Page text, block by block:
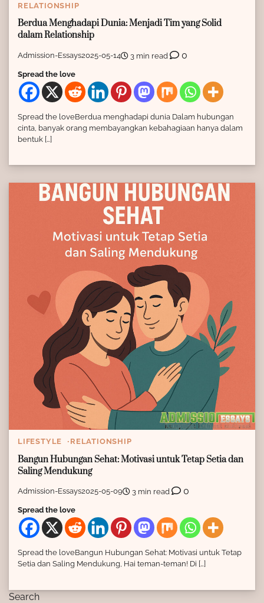
RELATIONSHIP
Berdua Menghadapi Dunia: Menjadi Tim yang Solid
dalam Relationship
Admission-Essays2025-05-14 3 min read 0
Spread the love
Spread the loveBerdua menghadapi dunia Dalam hubungan
cinta, banyak orang membayangkan kebahagiaan hanya dalam
bentuk […]
LIFESTYLE RELATIONSHIP
Bangun Hubungan Sehat: Motivasi untuk Tetap Setia dan
Saling Mendukung
Admission-Essays2025-05-09 3 min read 0
Spread the love
Spread the loveBangun Hubungan Sehat: Motivasi untuk Tetap
Setia dan Saling Mendukung, Hai teman-teman! Di […]
Search